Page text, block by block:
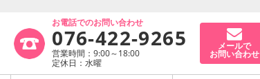
お電話でのお問い合わせ
076-422-9265
営業時間：9:00～18:00
定休日：水曜
メールで
お問い合わせ